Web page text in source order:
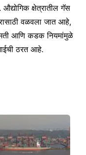
क्षेत्रातील गॅस
वळवला जात आहे,
आणि कडक नियमांमुळे
ठरत आहे.